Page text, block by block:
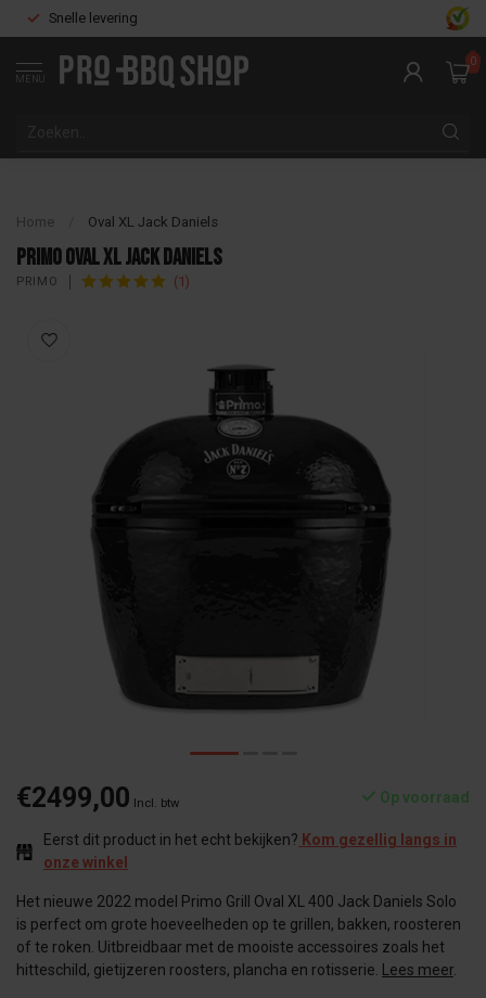
Snelle levering
MENU
0
Home Oval XL Jack Daniels
Primo Oval XL Jack Daniels
PRIMO (1)
€2499,00 Incl. btw Op voorraad
Eerst dit product in het echt bekijken? Kom gezellig langs in
onze winkel
Het nieuwe 2022 model Primo Grill Oval XL 400 Jack Daniels Solo
is perfect om grote hoeveelheden op te grillen, bakken, roosteren
of te roken. Uitbreidbaar met de mooiste accessoires zoals het
hitteschild, gietijzeren roosters, plancha en rotisserie.
Lees meer